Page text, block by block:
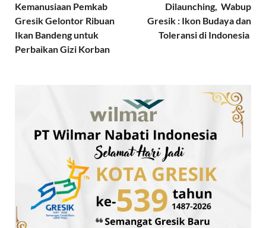
Kemanusiaan Pemkab
Gresik Gelontor Ribuan
Ikan Bandeng untuk
Perbaikan Gizi Korban
Dilaunching, Wabup
Gresik : Ikon Budaya dan
Toleransi di Indonesia